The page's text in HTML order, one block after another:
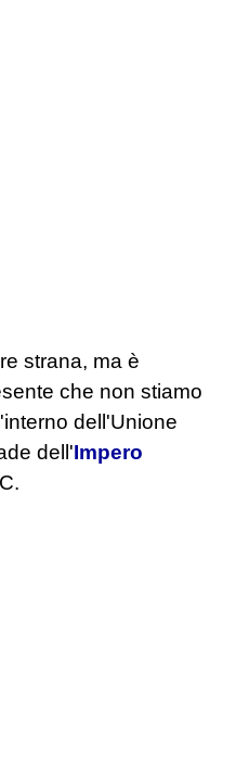
strana, ma è
che non stiamo
dell'Unione
dell'Impero